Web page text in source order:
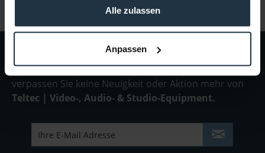
Alle zulassen
Anpassen
Abonnieren Sie denkostenlosen Newsletterund
verpassen Sie keine Neuigkeit oder Aktion mehr von
Teltec | Video-, Audio- & Studio-Equipment.